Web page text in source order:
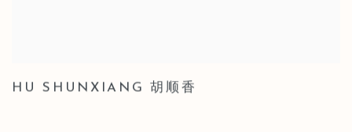
HU SHUNXIANG 胡顺香